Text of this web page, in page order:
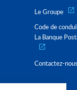
Le Groupe
Code de
La Banque
Contactez-nous